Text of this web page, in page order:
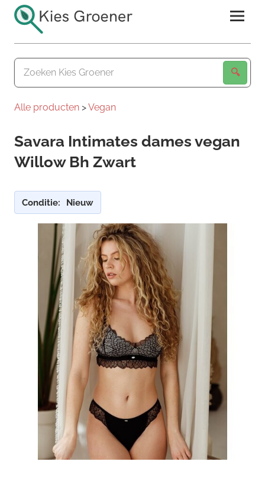
naar
inhoudKies
Groener
Alle producten >Vegan
Savara Intimates dames vegan
Willow Bh Zwart
Conditie: Nieuw